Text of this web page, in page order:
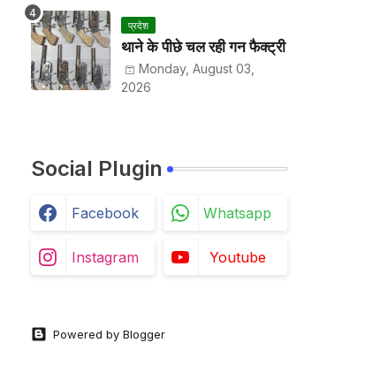
प्रदेश
थाने के पीछे चल रही गन फैक्ट्री
Monday, August 03,
2026
Social Plugin
Facebook Whatsapp
Instagram Youtube
Powered by Blogger